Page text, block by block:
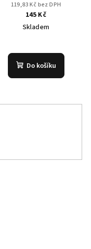
119,83 Kč bez DPH
145 Kč
Skladem
hodnocení
produktu
5
Do košíku